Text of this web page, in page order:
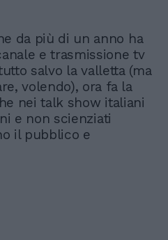
da più di un anno ha
e trasmissione tv
salvo la valletta (ma
volendo), ora fa la
nei talk show italiani
e non scienziati
il pubblico e